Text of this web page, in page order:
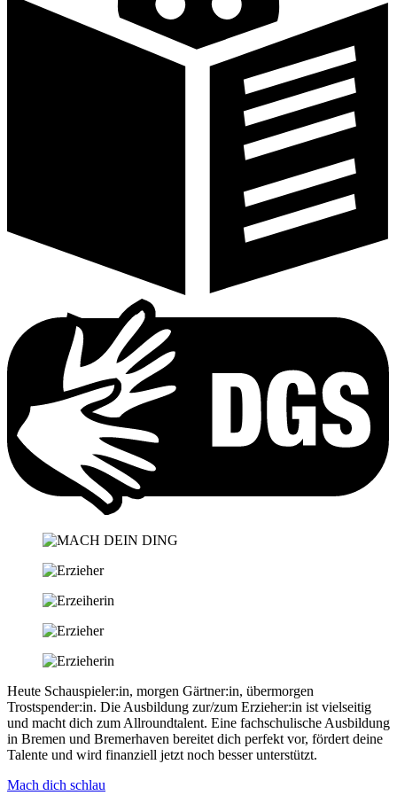
Heute Schauspieler:in, morgen Gärtner:in, übermorgen
Trostspender:in. Die Ausbildung zur/zum Erzieher:in ist vielseitig
und macht dich zum Allroundtalent. Eine fachschulische Ausbildung
in Bremen und Bremerhaven bereitet dich perfekt vor, fördert deine
Talente und wird finanziell jetzt noch besser unterstützt.
Mach dich schlau